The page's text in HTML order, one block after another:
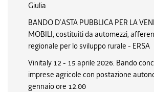
Giulia
BANDO D’ASTA PUBBLICA PER LA
MOBILI, costituiti da automezzi,
regionale per lo sviluppo rurale - ERSA
Vinitaly 12 - 15 aprile 2026. Bando
imprese agricole con postazione
gennaio ore 12.00